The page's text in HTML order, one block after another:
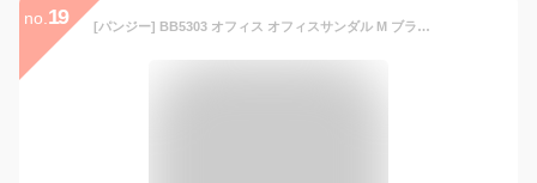
no. 19 [パンジー] BB5303 オフィス オフィスサンダル M ブラック